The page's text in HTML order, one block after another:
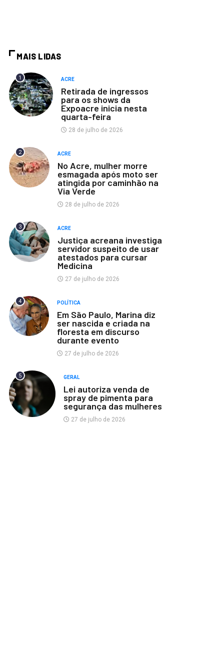
MAIS LIDAS
1 ACRE
Retirada de ingressos
para os shows da
Expoacre inicia nesta
quarta-feira
28 de julho de 2026
2 ACRE
No Acre, mulher morre
esmagada após moto ser
atingida por caminhão na
Via Verde
28 de julho de 2026
3 ACRE
Justiça acreana investiga
servidor suspeito de usar
atestados para cursar
Medicina
27 de julho de 2026
4 POLÍTICA
Em São Paulo, Marina diz
ser nascida e criada na
floresta em discurso
durante evento
27 de julho de 2026
5 GERAL
Lei autoriza venda de
spray de pimenta para
segurança das mulheres
27 de julho de 2026